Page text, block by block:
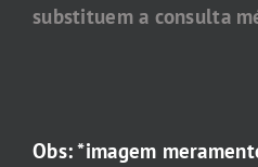
substituem a consulta
Obs: *imagem